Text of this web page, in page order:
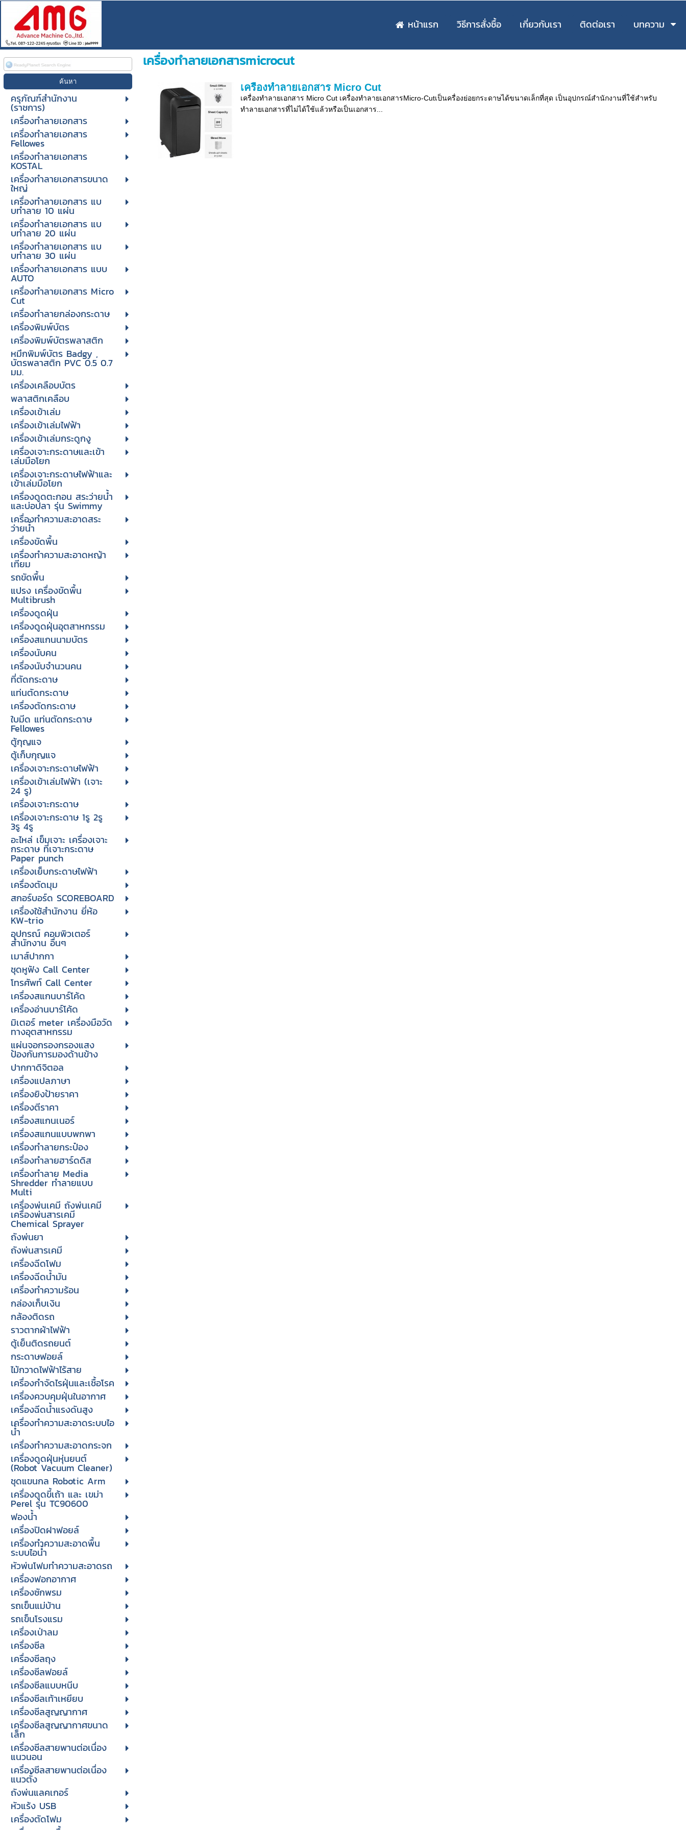
หน้าแรก วิธีการสั่งซื้อ เกี่ยวกับเรา ติดต่อเรา บทความ
ครุภัณฑ์สำนักงาน
(ราชการ)
เครื่องทำลายเอกสาร
เครื่องทำลายเอกสาร
Fellowes
เครื่องทำลายเอกสาร
KOSTAL
เครื่องทำลายเอกสารขนาด
ใหญ่
เครื่องทําลายเอกสาร แบ
บทําลาย 10 แผ่น
เครื่องทําลายเอกสาร แบ
บทําลาย 20 แผ่น
เครื่องทําลายเอกสาร แบ
บทําลาย 30 แผ่น
เครื่องทำลายเอกสาร แบบ
AUTO
เครื่องทำลายเอกสาร Micro
Cut
เครื่องทำลายกล่องกระดาษ
เครื่องพิมพ์บัตร
เครื่องพิมพ์บัตรพลาสติก
หมึกพิมพ์บัตร Badgy ,
บัตรพลาสติก PVC 0.5 0.7
มม.
เครื่องเคลือบบัตร
พลาสติกเคลือบ
เครื่องเข้าเล่ม
เครื่องเข้าเล่มไฟฟ้า
เครื่องเข้าเล่มกระดูกงู
เครื่องเจาะกระดาษและเข้า
เล่มมือโยก
เครื่องเจาะกระดาษไฟฟ้าและ
เข้าเล่มมือโยก
เครื่องดูดตะกอน สระว่ายน้ำ
และบ่อปลา รุ่น Swimmy
เครื่องทำความสะอาดสระ
ว่ายน้ำ
เครื่องขัดพื้น
เครื่องทำความสะอาดหญ้า
เทียม
รถขัดพื้น
แปรง เครื่องขัดพื้น
Multibrush
เครื่องดูดฝุ่น
เครื่องดูดฝุ่นอุตสาหกรรม
เครื่องสแกนนามบัตร
เครื่องนับคน
เครื่องนับจํานวนคน
ที่ตัดกระดาษ
แท่นตัดกระดาษ
เครื่องตัดกระดาษ
ใบมีด แท่นตัดกระดาษ
Fellowes
ตู้กุญแจ
ตู้เก็บกุญแจ
เครื่องเจาะกระดาษไฟฟ้า
เครื่องเข้าเล่มไฟฟ้า (เจาะ
24 รู)
เครื่องเจาะกระดาษ
เครื่องเจาะกระดาษ 1รู 2รู
3รู 4รู
อะไหล่ เข็มเจาะ เครื่องเจาะ
กระดาษ ที่เจาะกระดาษ
Paper punch
เครื่องเย็บกระดาษไฟฟ้า
เครื่องตัดมุม
สกอร์บอร์ด SCOREBOARD
เครื่องใช้สำนักงาน ยี่ห้อ
KW-trio
อุปกรณ์ คอมพิวเตอร์
สำนักงาน อื่นๆ
เมาส์ปากกา
ชุดหูฟัง Call Center
โทรศัพท์ Call Center
เครื่องสแกนบาร์โค้ด
เครื่องอ่านบาร์โค้ด
มิเตอร์ meter เครื่องมือวัด
ทางอุตสาหกรรม
แผ่นจอกรองกรองแสง
ป้องกันการมองด้านข้าง
ปากกาดิจิตอล
เครื่องแปลภาษา
เครื่องยิงป้ายราคา
เครื่องตีราคา
เครื่องสแกนเนอร์
เครื่องสแกนแบบพกพา
เครื่องทำลายกระป๋อง
เครื่องทำลายฮาร์ดดิส
เครื่องทำลาย Media
Shredder ทำลายแบบ
Multi
เครื่องพ่นเคมี ถังพ่นเคมี
เครื่องพ่นสารเคมี
Chemical Sprayer
ถังพ่นยา
ถังพ่นสารเคมี
เครื่องฉีดโฟม
เครื่องฉีดน้ำมัน
เครื่องทำความร้อน
กล่องเก็บเงิน
กล้องติดรถ
ราวตากผ้าไฟฟ้า
ตู้เย็นติดรถยนต์
กระดาษฟอยล์
ไม้กวาดไฟฟ้าไร้สาย
เครื่องกำจัดไรฝุ่นและเชื้อโรค
เครื่องควบคุมฝุ่นในอากาศ
เครื่องฉีดน้ำแรงดันสูง
เครื่องทำความสะอาดระบบไอ
น้ำ
เครื่องทำความสะอาดกระจก
เครื่องดูดฝุ่นหุ่นยนต์
(Robot Vacuum Cleaner)
ชุดแขนกล Robotic Arm
เครื่องดูดขี้เถ้า และ เขม่า
Perel รุ่น TC90600
ฟองน้ำ
เครื่องปิดฝาฟอยล์
เครื่องทำความสะอาดพื้น
ระบบไอน้ำ
หัวพ่นโฟมทำความสะอาดรถ
เครื่องฟอกอากาศ
เครื่องซักพรม
รถเข็นแม่บ้าน
รถเข็นโรงแรม
เครื่องเป่าลม
เครื่องซีล
เครื่องซีลถุง
เครื่องซีลฟอยล์
เครื่องซีลแบบหนีบ
เครื่องซีลเท้าเหยียบ
เครื่องซีลสูญญากาศ
เครื่องซีลสูญญากาศขนาด
เล็ก
เครื่องซีลสายพานต่อเนื่อง
แนวนอน
เครื่องซีลสายพานต่อเนื่อง
แนวตั้ง
ถังพ่นแลคเกอร์
หัวแร้ง USB
เครื่องตัดโฟม
เครื่องทำลายเอกสารmicrocut
เครื่องทำลายเอกสาร Micro Cut
เครื่องทำลายเอกสาร Micro Cut เครื่องทำลายเอกสารMicro-Cutเป็นครื่องย่อยกระดาษได้ขนาดเล็กที่สุด เป็นอุปกรณ์สำนักงานที่ใช้สำหรับ
ทำลายเอกสารที่ไม่ได้ใช้แล้วหรือเป็นเอกสาร...